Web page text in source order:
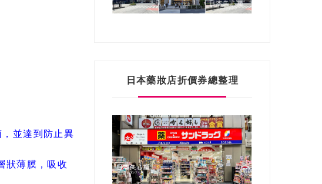
並達到防止異
狀薄膜，吸收
日本藥妝店折價券總整理